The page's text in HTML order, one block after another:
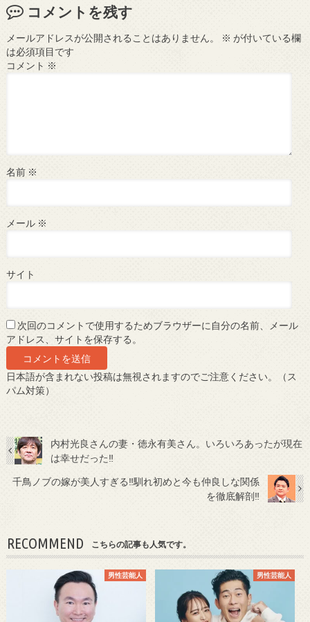
コメントを残す
メールアドレスが公開されることはありません。 ※ が付いている欄
は必須項目です
コメント ※
名前 ※
メール ※
サイト
次回のコメントで使用するためブラウザーに自分の名前、メール
アドレス、サイトを保存する。
日本語が含まれない投稿は無視されますのでご注意ください。（ス
パム対策）
内村光良さんの妻・徳永有美さん。いろいろあったが現在
は幸せだった‼
千鳥ノブの嫁が美人すぎる‼馴れ初めと今も仲良しな関係
を徹底解剖‼
RECOMMEND こちらの記事も人気です。
男性芸能人 男性芸能人